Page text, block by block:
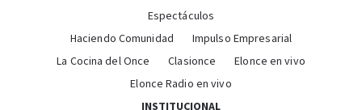
Espectáculos
Haciendo Comunidad
Impulso Empresarial
La Cocina del Once
Clasionce
Elonce en vivo
Elonce Radio en vivo
INSTITUCIONAL